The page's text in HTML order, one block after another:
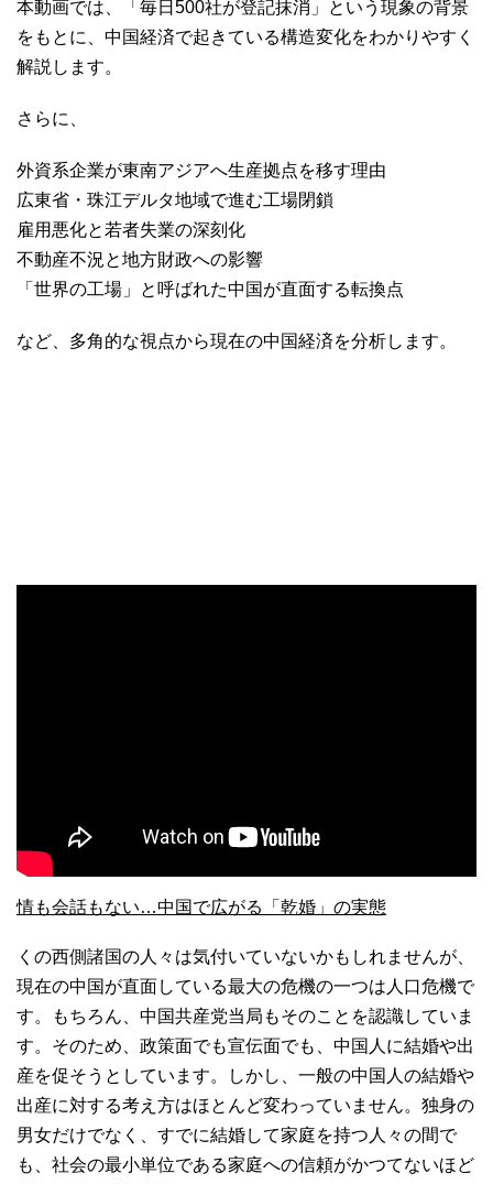
本動画では、「毎日500社が登記抹消」という現象の背景
をもとに、中国経済で起きている構造変化をわかりやすく
解説します。
さらに、
外資系企業が東南アジアへ生産拠点を移す理由
広東省・珠江デルタ地域で進む工場閉鎖
雇用悪化と若者失業の深刻化
不動産不況と地方財政への影響
「世界の工場」と呼ばれた中国が直面する転換点
など、多角的な視点から現在の中国経済を分析します。
情も会話もない…中国で広がる「乾婚」の実態
くの西側諸国の人々は気付いていないかもしれませんが、
現在の中国が直面している最大の危機の一つは人口危機で
す。もちろん、中国共産党当局もそのことを認識していま
す。そのため、政策面でも宣伝面でも、中国人に結婚や出
産を促そうとしています。しかし、一般の中国人の結婚や
出産に対する考え方はほとんど変わっていません。独身の
男女だけでなく、すでに結婚して家庭を持つ人々の間で
も、社会の最小単位である家庭への信頼がかつてないほど